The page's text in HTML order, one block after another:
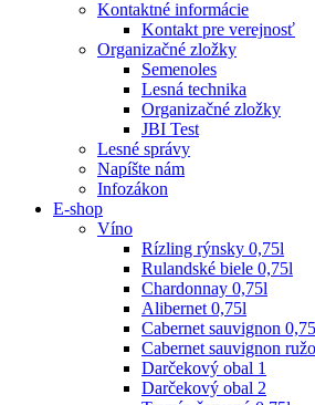
Kontaktné informácie
Kontakt pre verejnosť
Organizačné zložky
Semenoles
Lesná technika
Organizačné zložky
JBI Test
Lesné správy
Napíšte nám
Infozákon
E-shop
Víno
Rízling rýnsky 0,75l
Rulandské biele 0,75l
Chardonnay 0,75l
Alibernet 0,75l
Cabernet sauvignon
Cabernet sauvignon
Darčekový obal 1
Darčekový obal 2